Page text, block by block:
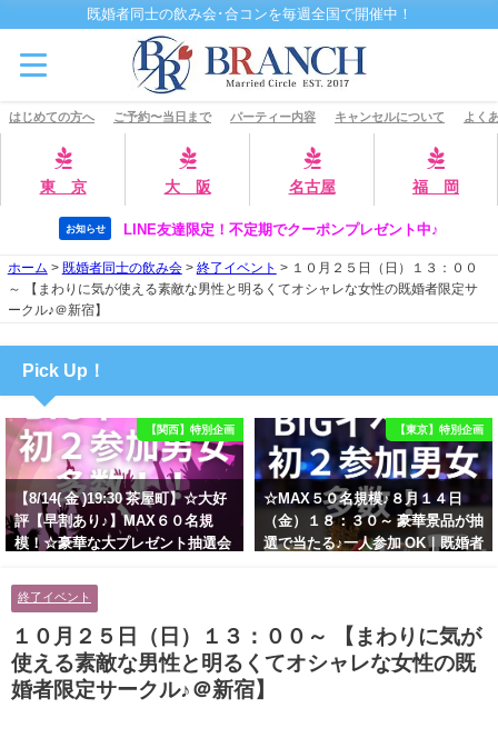
既婚者同士の飲み会･合コンを毎週全国で開催中！
はじめての方へ ご予約〜当日まで パーティー内容 キャンセルについて よく
東 京 大 阪 名古屋 福 岡
お知らせ LINE友達限定！不定期でクーポンプレゼント中♪
ホーム > 既婚者同士の飲み会> 終了イベント > １０月２５日（日）１３：００
～ 【まわりに気が使える素敵な男性と明るくてオシャレな女性の既婚者限定サ
ークル♪＠新宿】
Pick Up！
【関西】特別企画
【8/14( 金 )19:30 茶屋町】☆大好
評【早割あり♪】MAX６０名規
模！☆豪華な大プレゼント抽選会
男性とオシャレ好きで落ち着いた
大人女性の既婚者限定ビッグパー
ティー♪＠茶屋町】
【東京】特別企画
☆MAX５０名規模♪８月１４日
（金）１８：３０～ 豪華景品が抽
選で当たる♪一人参加 OK｜既婚者
女性の既婚者限定ビッグパーティ
ー♪＠池袋】
終了イベント
１０月２５日（日）１３：００～ 【まわりに気が
使える素敵な男性と明るくてオシャレな女性の既
婚者限定サークル♪＠新宿】